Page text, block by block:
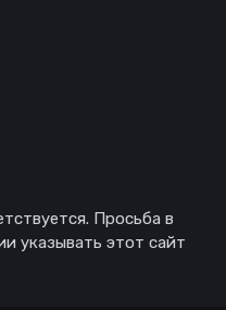
Просьба в
указывать этот сайт